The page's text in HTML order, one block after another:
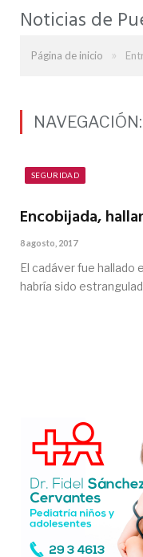
Noticias de
Página de inicio »
NAVEGACIÓN:
SEGURIDAD
Encobijada,
8 agosto, 2017
El cadáver fue hallado
habría sido